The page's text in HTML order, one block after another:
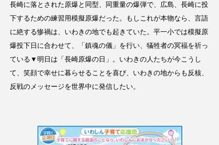
長崎に落とされた原爆と同型、同重量の爆弾で、広島、長崎に投
下するための練習用模擬原爆だった。もしこれが本物なら、言語
に絶する惨禍は、いわきの地でも起きていた。平一小では模擬原
爆投下日に合わせて、「鎮魂の儀」を行い、犠牲者の冥福を祈っ
ている▼明日は「長崎原爆の日」。いわきの人たちが今こうし
て、笑顔で幸せに暮らせることを喜び、いわきの地からも反核、
反戦のメッセージを世界中に発信したい。